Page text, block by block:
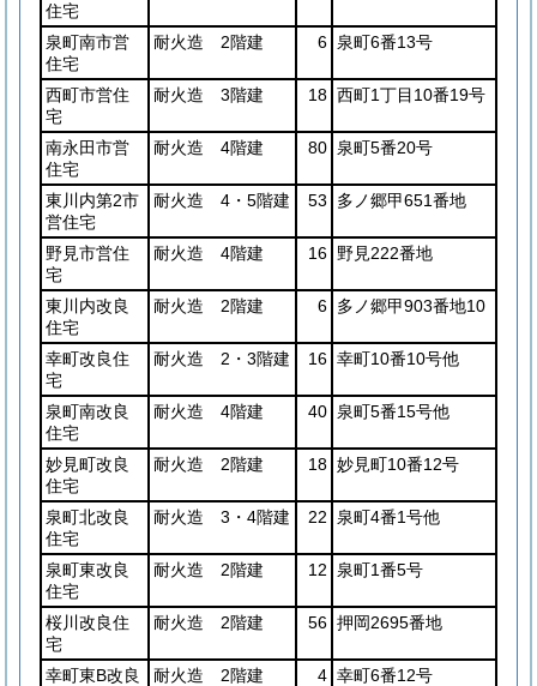
住宅
泉町南市営
住宅
耐火造 2階建 6 泉町6番13号
西町市営住
宅
耐火造 3階建 18 西町1丁目10番19号
南永田市営
住宅
耐火造 4階建 80 泉町5番20号
東川内第2市
営住宅
耐火造 4・5階建 53 多ノ郷甲651番地
野見市営住
宅
耐火造 4階建 16 野見222番地
東川内改良
住宅
耐火造 2階建 6 多ノ郷甲903番地10
幸町改良住
宅
耐火造 2・3階建 16 幸町10番10号他
泉町南改良
住宅
耐火造 4階建 40 泉町5番15号他
妙見町改良
住宅
耐火造 2階建 18 妙見町10番12号
泉町北改良
住宅
耐火造 3・4階建 22 泉町4番1号他
泉町東改良
住宅
耐火造 2階建 12 泉町1番5号
桜川改良住
宅
耐火造 2階建 56 押岡2695番地
幸町東B改良
耐火造 2階建 4 幸町6番12号